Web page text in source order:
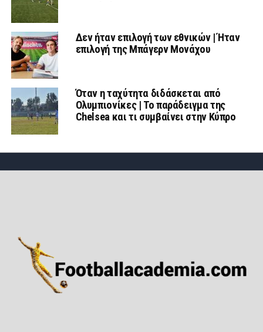
Δεν ήταν επιλογή των εθνικών | Ήταν
επιλογή της Μπάγερν Μονάχου
Όταν η ταχύτητα διδάσκεται από
Ολυμπιονίκες | Το παράδειγμα της
Chelsea και τι συμβαίνει στην Κύπρο